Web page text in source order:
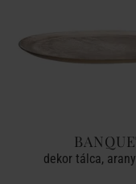
dekor tálca,